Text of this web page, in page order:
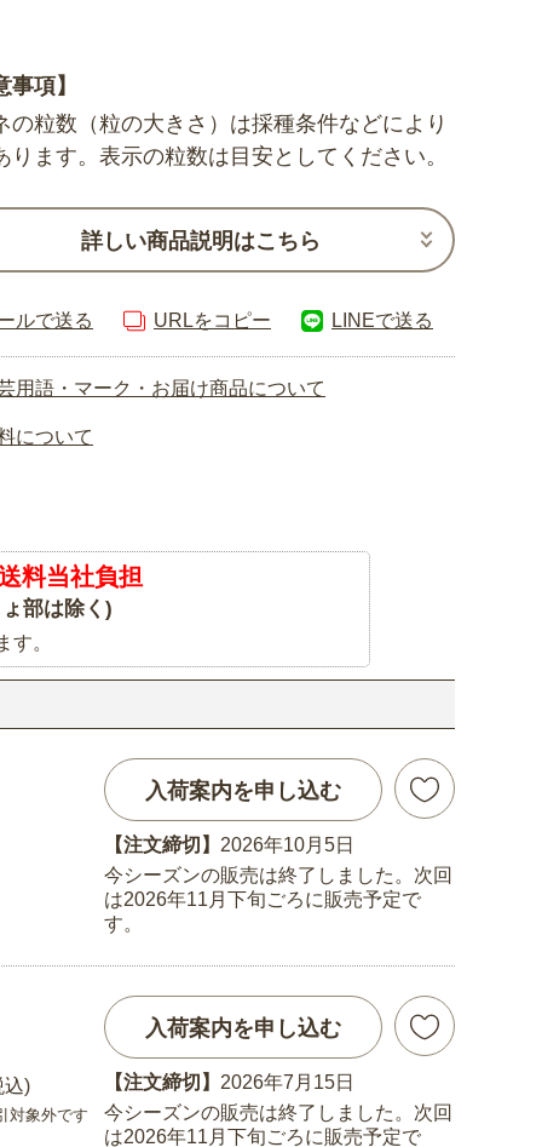
事項】
粒数（粒の大きさ）は採種条件などにより
ります。表示の粒数は目安としてください。
詳しい商品説明はこちら
ルで送る URLをコピー LINEで送る
用語・マーク・お届け商品について
について
料当社負担
部は除く)
。
入荷案内を申し込む
【注文締切】 2026年10月5日
今シーズンの販売は終了しました。次回
は2026年11月下旬ごろに販売予定で
す。
)
対象外です
入荷案内を申し込む
【注文締切】 2026年7月15日
今シーズンの販売は終了しました。次回
は2026年11月下旬ごろに販売予定で